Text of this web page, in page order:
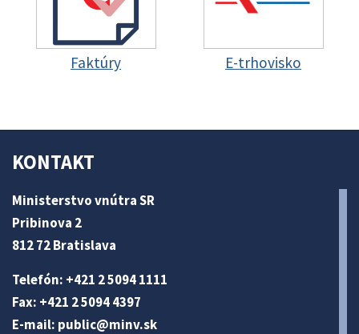
Faktúry E-trhovisko
KONTAKT
Ministerstvo vnútra SR
Pribinova 2
812 72 Bratislava
Telefón: +421 2 5094 1111
Fax: +421 2 5094 4397
E-mail: public@minv.sk